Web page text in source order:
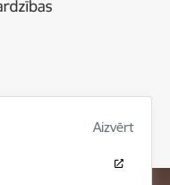
Aizvērt